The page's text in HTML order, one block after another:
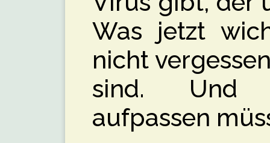
Was jetzt
nicht
sind. Und
aufpassen